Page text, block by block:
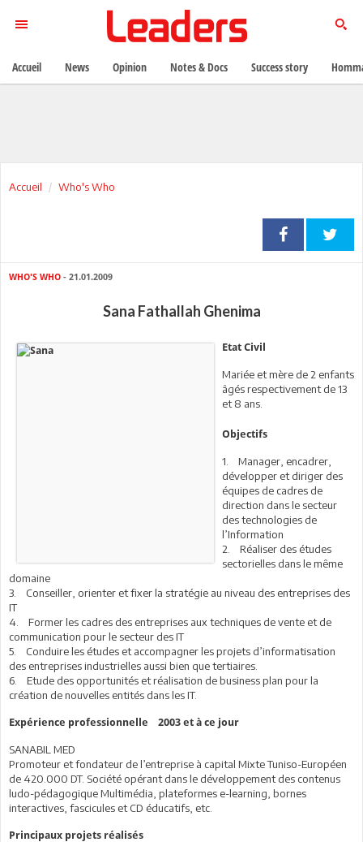
Accueil Who's Who
WHO'S WHO - 21.01.2009
Sana Fathallah Ghenima
Etat Civil
Mariée et mère de 2 enfants
âgés respectivement de 13
et 8 ans.
Objectifs
1. Manager, encadrer,
développer et diriger des
équipes de cadres de
direction dans le secteur
des technologies de
l’Information
2. Réaliser des études
sectorielles dans le même
domaine
3. Conseiller, orienter et fixer la stratégie au niveau des entreprises des
IT
4. Former les cadres des entreprises aux techniques de vente et de
communication pour le secteur des IT
5. Conduire les études et accompagner les projets d’informatisation
des entreprises industrielles aussi bien que tertiaires.
6. Etude des opportunités et réalisation de business plan pour la
création de nouvelles entités dans les IT.
Expérience professionnelle 2003 et à ce jour
SANABIL MED
Promoteur et fondateur de l’entreprise à capital Mixte Tuniso-Européen
de 420.000 DT. Société opérant dans le développement des contenus
ludo-pédagogique Multimédia, plateformes e-learning, bornes
interactives, fascicules et CD éducatifs, etc.
Principaux projets réalisés
Accueil News Opinion Notes & Docs Success story